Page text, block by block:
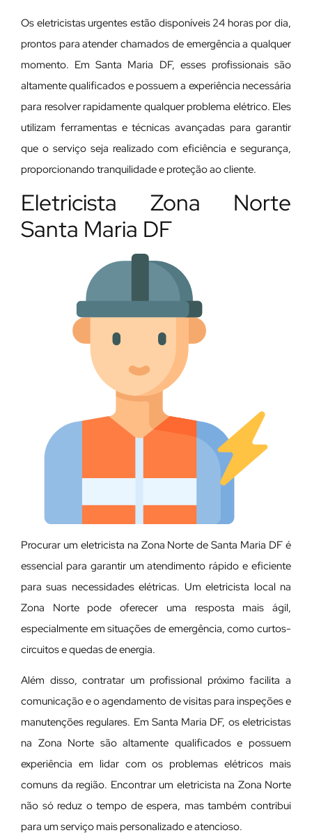
Os eletricistas urgentes estão disponíveis 24 horas por dia,
prontos para atender chamados de emergência a qualquer
momento. Em Santa Maria DF, esses profissionais são
altamente qualificados e possuem a experiência necessária
para resolver rapidamente qualquer problema elétrico. Eles
utilizam ferramentas e técnicas avançadas para garantir
que o serviço seja realizado com eficiência e segurança,
proporcionando tranquilidade e proteção ao cliente.
Eletricista Zona Norte
Santa Maria DF
Procurar um eletricista na Zona Norte de Santa Maria DF é
essencial para garantir um atendimento rápido e eficiente
para suas necessidades elétricas. Um eletricista local na
Zona Norte pode oferecer uma resposta mais ágil,
especialmente em situações de emergência, como curtos-
circuitos e quedas de energia.
Além disso, contratar um profissional próximo facilita a
comunicação e o agendamento de visitas para inspeções e
manutenções regulares. Em Santa Maria DF, os eletricistas
na Zona Norte são altamente qualificados e possuem
experiência em lidar com os problemas elétricos mais
comuns da região. Encontrar um eletricista na Zona Norte
não só reduz o tempo de espera, mas também contribui
para um serviço mais personalizado e atencioso.